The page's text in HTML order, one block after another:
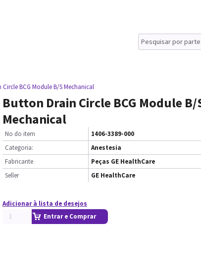
BCG Module B/S Mechanical
Button Drain Circle BCG Module B/
Mechanical
No do item
1406-3389-000
Categoria:
Anestesia
Fabricante
Peças GE HealthCare
Seller
GE HealthCare
Adicionar à lista de desejos
Entrar e Comprar